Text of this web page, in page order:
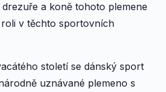
a koně tohoto plemene
v těchto sportovních
století se dánský sport
uznávané plemeno s